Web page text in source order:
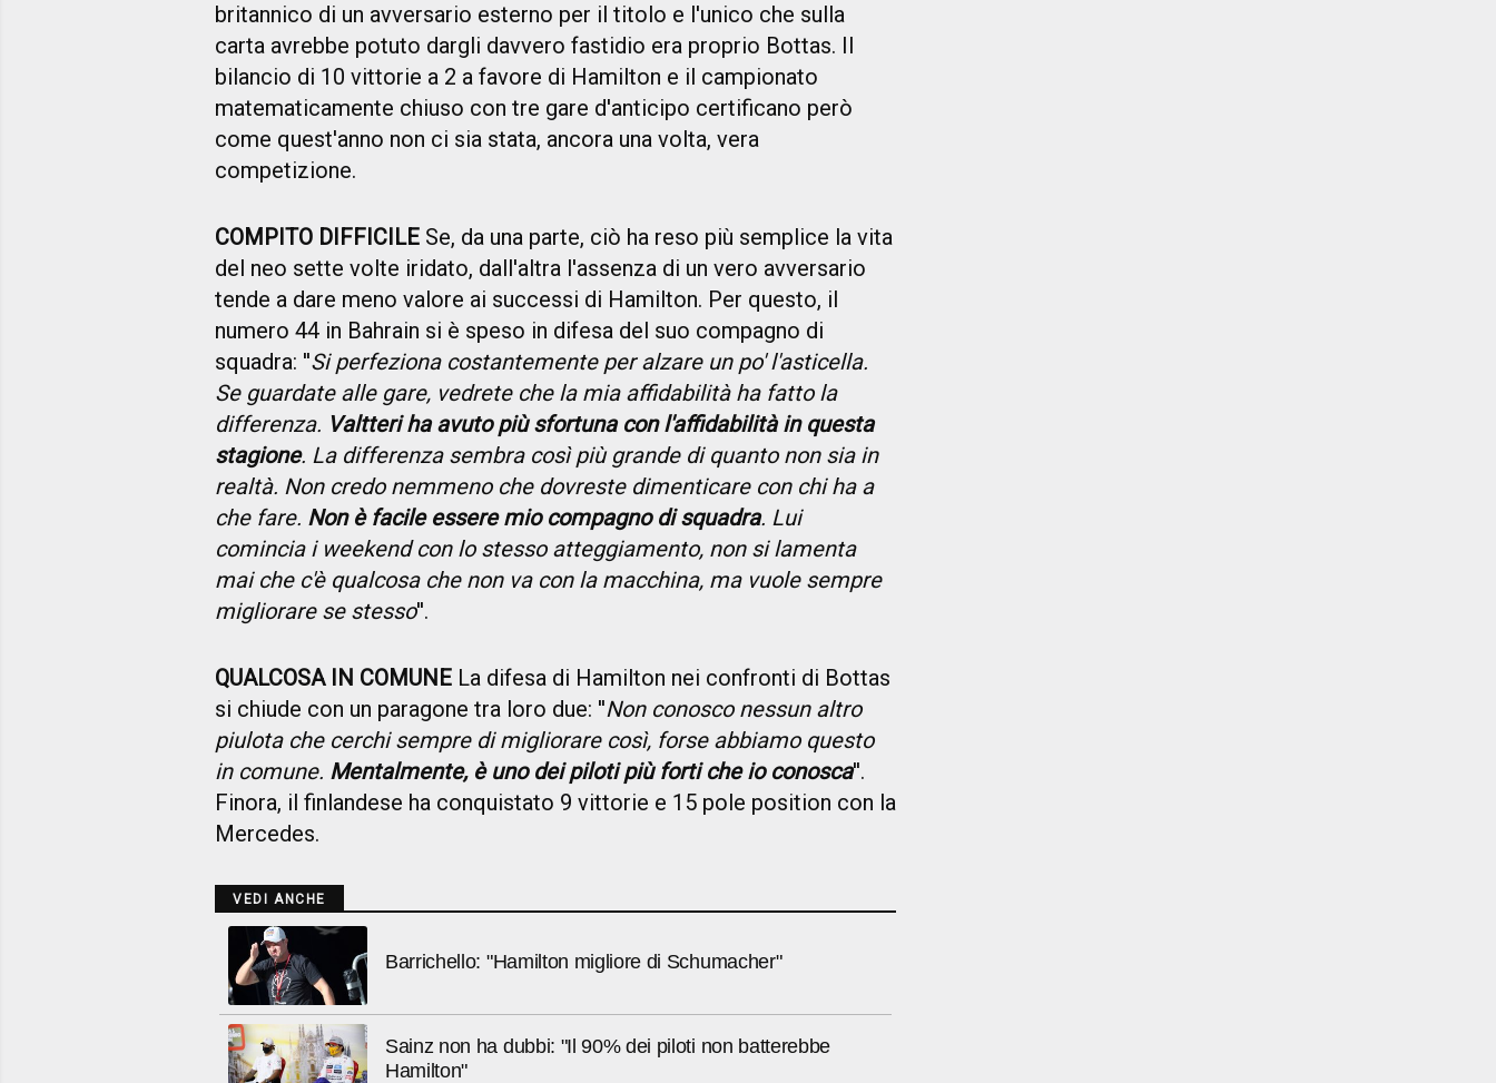
britannico di un avversario esterno per il titolo e l'unico che sulla
carta avrebbe potuto dargli davvero fastidio era proprio Bottas. Il
bilancio di 10 vittorie a 2 a favore di Hamilton e il campionato
matematicamente chiuso con tre gare d'anticipo certificano però
come quest'anno non ci sia stata, ancora una volta, vera
competizione.
COMPITO DIFFICILE Se, da una parte, ciò ha reso più semplice la vita
del neo sette volte iridato, dall'altra l'assenza di un vero avversario
tende a dare meno valore ai successi di Hamilton. Per questo, il
numero 44 in Bahrain si è speso in difesa del suo compagno di
squadra: ''Si perfeziona costantemente per alzare un po' l'asticella.
Se guardate alle gare, vedrete che la mia affidabilità ha fatto la
differenza. Valtteri ha avuto più sfortuna con l'affidabilità in questa
stagione. La differenza sembra così più grande di quanto non sia in
realtà. Non credo nemmeno che dovreste dimenticare con chi ha a
che fare. Non è facile essere mio compagno di squadra. Lui
comincia i weekend con lo stesso atteggiamento, non si lamenta
mai che c'è qualcosa che non va con la macchina, ma vuole sempre
migliorare se stesso''.
QUALCOSA IN COMUNE La difesa di Hamilton nei confronti di Bottas
si chiude con un paragone tra loro due: ''Non conosco nessun altro
piulota che cerchi sempre di migliorare così, forse abbiamo questo
in comune. Mentalmente, è uno dei piloti più forti che io conosca''.
Finora, il finlandese ha conquistato 9 vittorie e 15 pole position con la
Mercedes.
VEDI ANCHE
Barrichello: "Hamilton migliore di Schumacher"
Sainz non ha dubbi: "Il 90% dei piloti non batterebbe
Hamilton"